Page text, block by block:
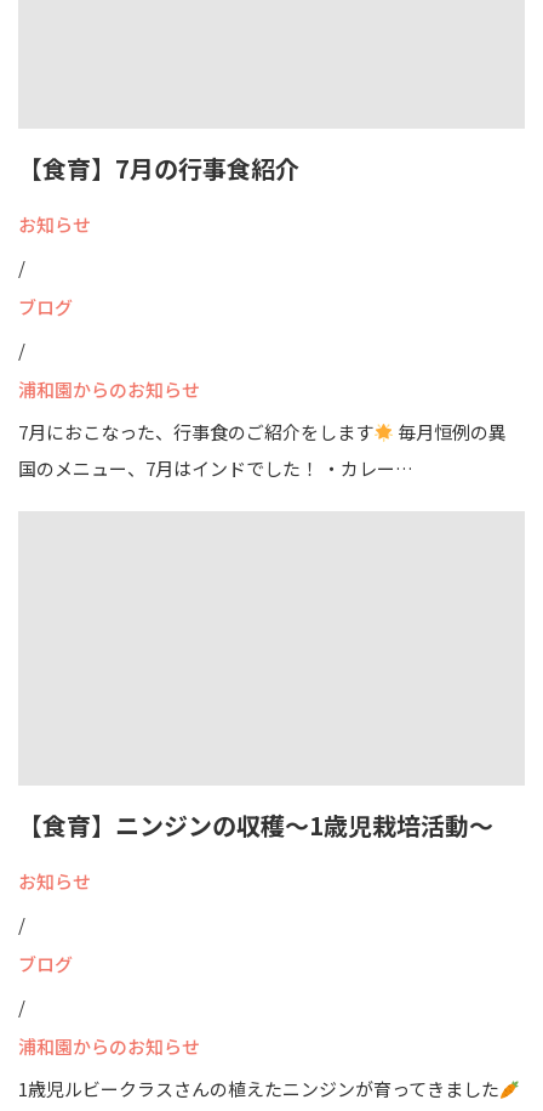
【食育】7月の行事食紹介
お知らせ
/
ブログ
/
浦和園からのお知らせ
7月におこなった、行事食のご紹介をします
毎月恒例の異
国のメニュー、7月はインドでした！ ・カレー…
【食育】ニンジンの収穫～1歳児栽培活動～
お知らせ
/
ブログ
/
浦和園からのお知らせ
1歳児ルビークラスさんの植えたニンジンが育ってきました